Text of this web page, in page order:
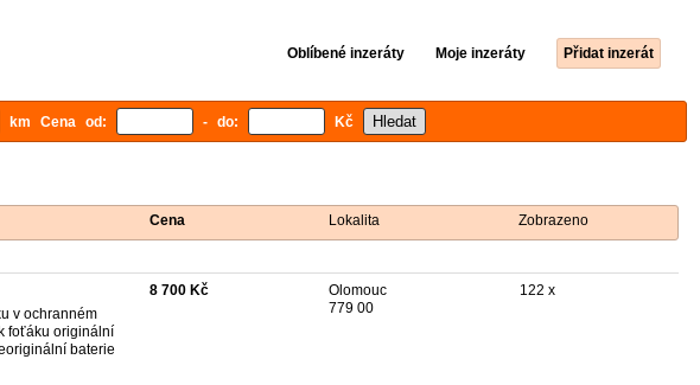
Oblíbené inzeráty Moje inzeráty Přidat inzerát
km Cena od: - do: Kč
Cena Lokalita Zobrazeno
v ochranném
foťáku originální
baterie
8 700 Kč
Olomouc
779 00
122 x